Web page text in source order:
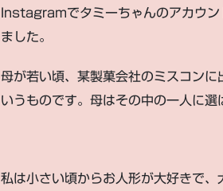
Instagramでタミーちゃんのアカウ
ました。
母が若い頃、某製菓会社のミスコン
いうものです。母はその中の一人に選
私は小さい頃からお人形が大好きで